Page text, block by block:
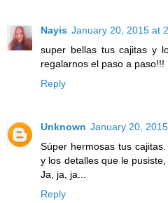
Nayis January 20, 2015 at
super bellas tus cajitas y
regalarnos el paso a paso!!!
Reply
Unknown January 20,
Súper hermosas tus
y los detalles que le
Ja, ja, ja...
Reply